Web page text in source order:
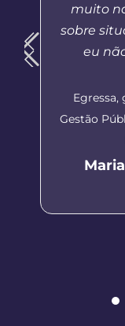
muito
sobre
eu
Egressa,
Gestão